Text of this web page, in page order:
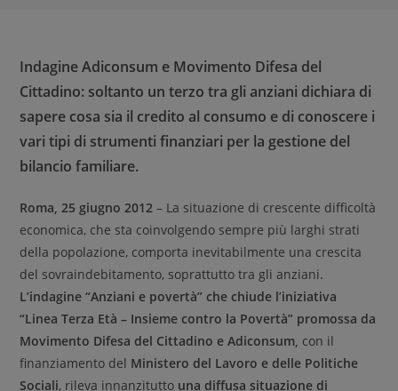
Indagine Adiconsum e Movimento Difesa del
Cittadino: soltanto un terzo tra gli anziani dichiara di
sapere cosa sia il credito al consumo e di conoscere i
vari tipi di strumenti finanziari per la gestione del
bilancio familiare.
Roma, 25 giugno 2012– La situazione di crescente difficoltà
economica, che sta coinvolgendo sempre più larghi strati
della popolazione, comporta inevitabilmente una crescita
del sovraindebitamento, soprattutto tra gli anziani.
L’indagine “Anziani e povertà” che chiude l’iniziativa
“Linea Terza Età – Insieme contro la Povertà” promossa da
Movimento Difesa del Cittadino e Adiconsum, con il
finanziamento del Ministero del Lavoro e delle Politiche
Sociali, rileva innanzitutto una diffusa situazione di